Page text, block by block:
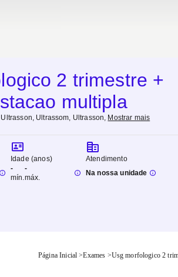
2 trimestre +
multipla
Ultrasson, Ultrassom, Ultrasson, Mostrar mais
Idade (anos)
-
mín.
-
máx.
Atendimento
Na nossa unidade
Página Inicial >Exames >Usg morfologico 2